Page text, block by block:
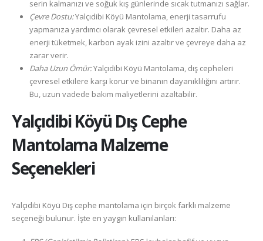
serin kalmanızı ve soğuk kış günlerinde sıcak tutmanızı sağlar.
Çevre Dostu:Yalçıdibi Köyü Mantolama, enerji tasarrufu
yapmanıza yardımcı olarak çevresel etkileri azaltır. Daha az
enerji tüketmek, karbon ayak izini azaltır ve çevreye daha az
zarar verir.
Daha Uzun Ömür:Yalçıdibi Köyü Mantolama, dış cepheleri
çevresel etkilere karşı korur ve binanın dayanıklılığını artırır.
Bu, uzun vadede bakım maliyetlerini azaltabilir.
Yalçıdibi Köyü Dış Cephe
Mantolama Malzeme
Seçenekleri
Yalçıdibi Köyü Dış cephe mantolama için birçok farklı malzeme
seçeneği bulunur. İşte en yaygın kullanılanları: